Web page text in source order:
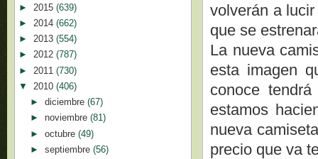
volverán a
que se
La nueva
esta imagen
conoce
estamos
nueva
precio que va
► 2015 (639)
► 2014 (662)
► 2013 (554)
► 2012 (787)
► 2011 (730)
▼ 2010 (406)
► diciembre (67)
► noviembre (81)
► octubre (49)
► septiembre (56)